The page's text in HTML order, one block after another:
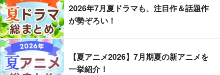
2026年7月夏ドラマも、注目作＆話題作
が勢ぞろい！
【夏アニメ2026】7月期夏の新アニメを
一挙紹介！